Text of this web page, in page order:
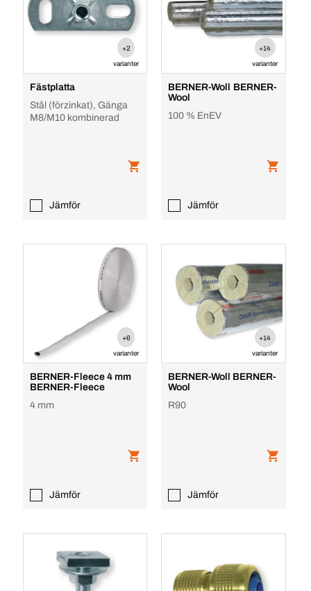
+2
varianter
Fästplatta
Stål (förzinkat), Gänga
M8/M10 kombinerad
Jämför
+14
varianter
BERNER-Woll BERNER-
Wool
100 % EnEV
Jämför
+6
varianter
BERNER-Fleece 4 mm
BERNER-Fleece
4 mm
Jämför
+14
varianter
BERNER-Woll BERNER-
Wool
R90
Jämför